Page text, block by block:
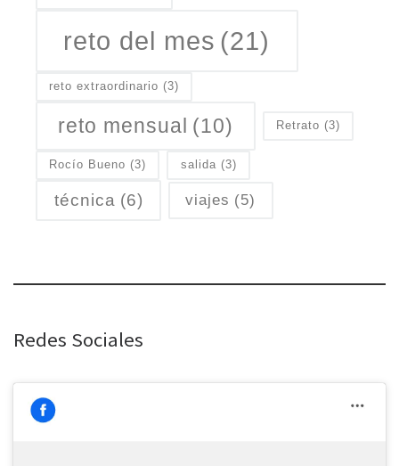
reto del mes (21)
reto extraordinario (3)
reto mensual (10) Retrato (3)
Rocío Bueno (3) salida (3)
técnica (6) viajes (5)
Redes Sociales